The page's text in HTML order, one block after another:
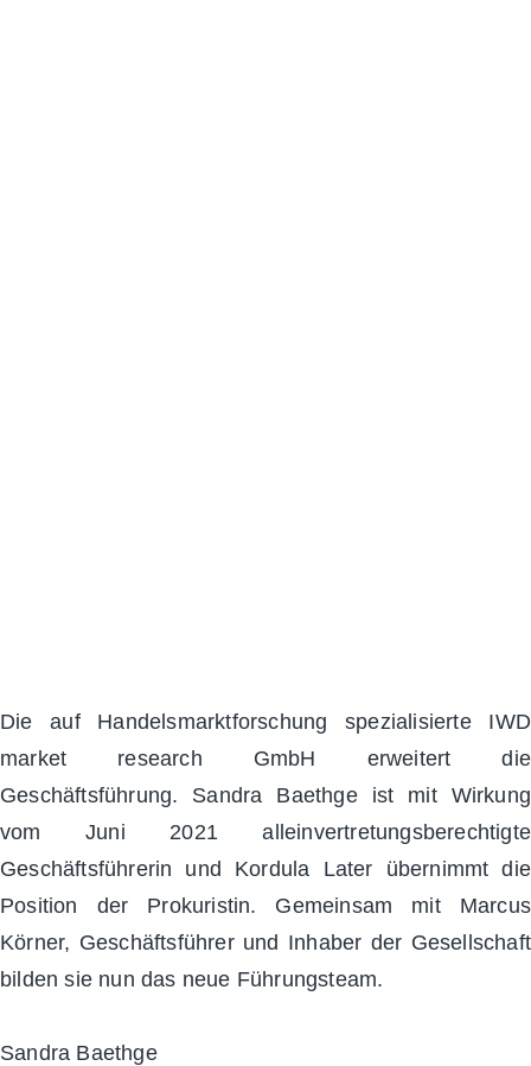
Die auf Handelsmarktforschung spezialisierte IWD
market research GmbH erweitert die
Geschäftsführung. Sandra Baethge ist mit Wirkung
vom Juni 2021 alleinvertretungsberechtigte
Geschäftsführerin und Kordula Later übernimmt die
Position der Prokuristin. Gemeinsam mit Marcus
Körner, Geschäftsführer und Inhaber der Gesellschaft
bilden sie nun das neue Führungsteam.
Sandra Baethge